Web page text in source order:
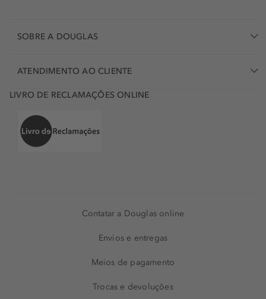
SOBRE A DOUGLAS
ATENDIMENTO AO CLIENTE
LIVRO DE RECLAMAÇÕES ONLINE
Contatar a Douglas online
Envios e entregas
Meios de pagamento
Trocas e devoluções